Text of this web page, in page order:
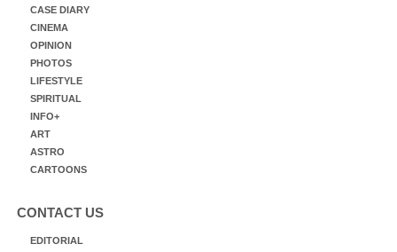
CASE DIARY
CINEMA
OPINION
PHOTOS
LIFESTYLE
SPIRITUAL
INFO+
ART
ASTRO
CARTOONS
CONTACT US
EDITORIAL